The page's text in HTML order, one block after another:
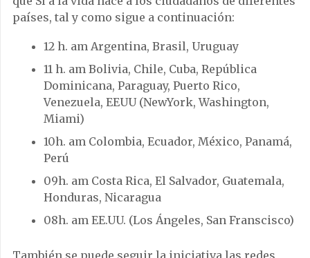
países, tal y como sigue a continuación:
12 h. am Argentina, Brasil, Uruguay
11 h. am Bolivia, Chile, Cuba, República
Dominicana, Paraguay, Puerto Rico,
Venezuela, EEUU (NewYork, Washington,
Miami)
10h. am Colombia, Ecuador, México, Panamá,
Perú
09h. am Costa Rica, El Salvador, Guatemala,
Honduras, Nicaragua
08h. am EE.UU. (Los Ángeles, San Franscisco)